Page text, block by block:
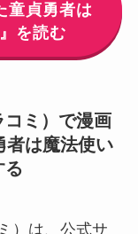
童貞勇者は
を読む
ミ）で漫画
者は魔法使い
る
）は、公式サ